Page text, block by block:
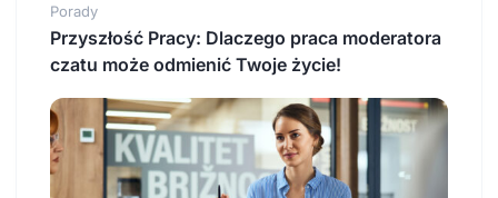
Porady
Przyszłość Pracy: Dlaczego praca moderatora
czatu może odmienić Twoje życie!